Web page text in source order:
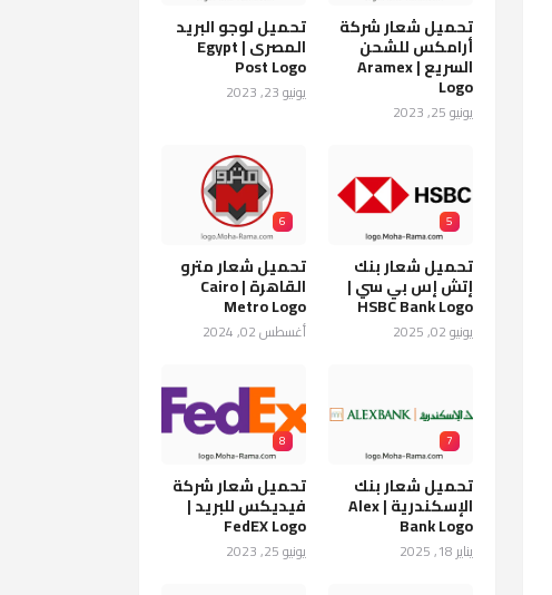
تحميل شعار شركة
أرامكس للشحن
السريع | Aramex
Logo
يونيو 25, 2023
تحميل لوجو البريد
المصرى | Egypt
Post Logo
يونيو 23, 2023
5
تحميل شعار بنك
إتش إس بي سي |
HSBC Bank Logo
يونيو 02, 2025
6
تحميل شعار مترو
القاهرة | Cairo
Metro Logo
أغسطس 02, 2024
7
تحميل شعار بنك
الإسكندرية | Alex
Bank Logo
يناير 18, 2025
8
تحميل شعار شركة
فيديكس للبريد |
FedEX Logo
يونيو 25, 2023